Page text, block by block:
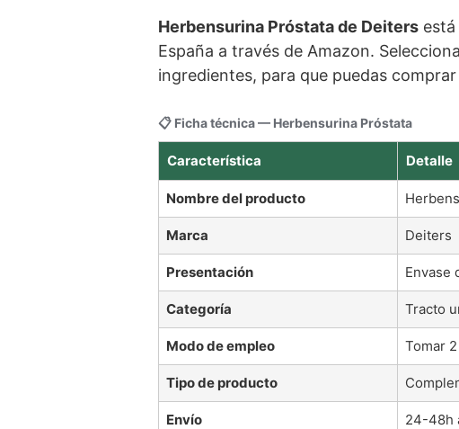
Herbensurina Próstata de Deiters
España a través de Amazon.
ingredientes, para que puedas
📋 Ficha técnica — Herbensurina Próstata
Característica Detalle
Nombre del producto
Marca Deiters
Presentación Envase
Categoría Tracto
Modo de empleo Tomar
Tipo de producto
Envío 24-48h